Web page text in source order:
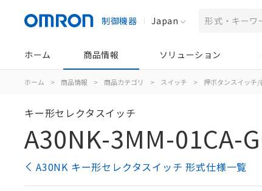
制御機器 Japan
ホーム 商品情報 ソリューション
ホーム > 商品情報 > 商品カテゴリ > スイッチ > 押ボタンスイッチ/
キー形セレクタスイッチ
A30NK-3MM-01CA-
A30NK キー形セレクタスイッチ 形式仕様一覧